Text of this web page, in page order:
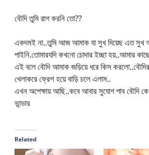
বৌদি তুমি রাগ করনি তো??
একদমই না..তুমি আজ আমাক যা সুখ দিয়েছ এত সুখ
পাইনি.তোমারযদি কখনো চোদার ইচ্ছা হয়..আমার
এই বলে বৌদি আমাক জড়িয়ে ধরে কিস
খেলাকরে ফ্রেশ হয়ে বাড়ি চলে এলাম..
এখন অপেক্ষায় আছি..কবে আবার সুযোগ পাব বৌদি কে
ভান্ডার
Related